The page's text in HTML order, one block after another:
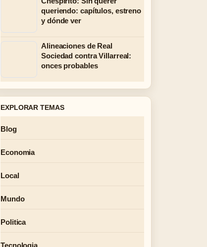
queriendo: capítulos, estreno
y dónde ver
Alineaciones de Real
Sociedad contra Villarreal:
onces probables
EXPLORAR TEMAS
Blog
Economia
Local
Mundo
Politica
Tecnologia